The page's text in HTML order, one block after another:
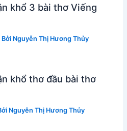
khổ 3 bài thơ Viếng
Bởi Nguyễn Thị Hương Thủy
khổ thơ đầu bài thơ
Nguyễn Thị Hương Thủy